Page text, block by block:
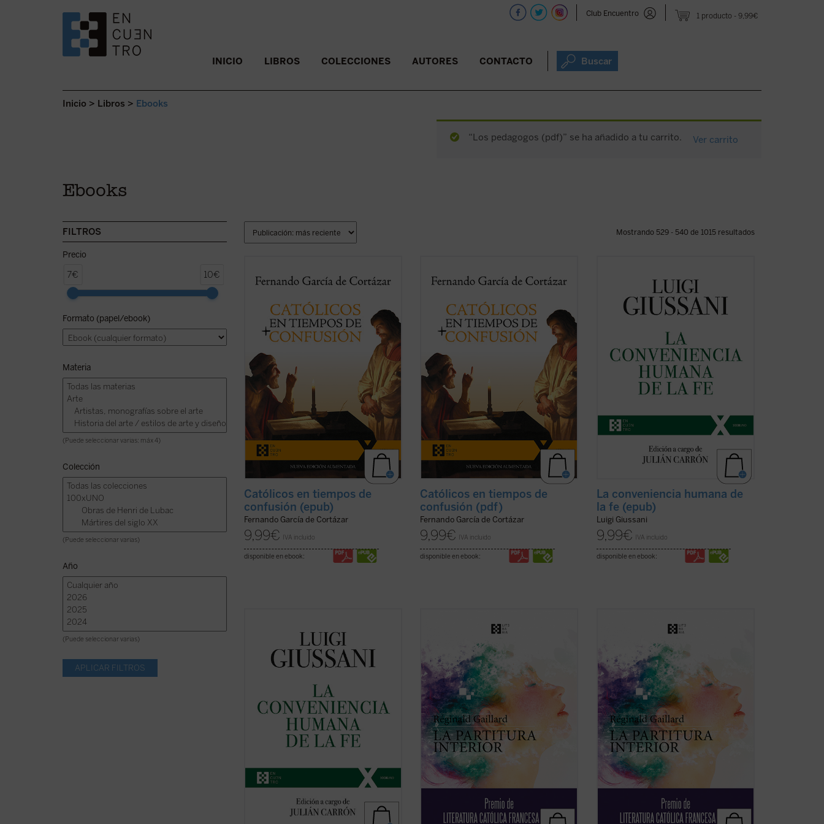
1 producto 9,99€
Club Encuentro
SALTAR AL CONTENIDO. INICIO LIBROS COLECCIONES AUTORES CONTACTO Buscar
Inicio > Libros > Ebooks
“Los pedagogos (pdf)” se ha añadido a tu carrito. Ver carrito
Ebooks
FILTROS
Precio
7€ 10€
Formato (papel/ebook)
Materia
(Puede seleccionar varias: máx 4)
Colección
(Puede seleccionar varias)
Año
(Puede seleccionar varias)
Mostrando 529 - 540 de 1015 resultados
en tiempos de confusión, el nuevo libro
manifiesto a favor de que el humanismo
de tradición cristiana vuelva a ser la
referencia que nos defina, de tal ...
(ver
ficha)
Católicos en tiempos de
confusión (epub)
Fernando García de Cortázar
9,99€ IVA incluido
disponible en ebook:
en tiempos de confusión, el nuevo libro
manifiesto a favor de que el humanismo
de tradición cristiana vuelva a ser la
referencia que nos defina, de tal ...
(ver
ficha)
Católicos en tiempos de
confusión (pdf)
Fernando García de Cortázar
9,99€ IVA incluido
disponible en ebook:
de don Luigi Giussani en los Ejercicios
espirituales de la Fraternidad de
Comunión y Liberación celebrados entre
1985 y 1987 y los diálogos que éstas
En sus páginas se lanza un ...
La conveniencia humana de
la fe (epub)
Luigi Giussani
9,99€ IVA incluido
disponible en ebook:
de don Luigi Giussani en los Ejercicios
espirituales de la Fraternidad de
Comunión y Liberación celebrados entre
1985 y 1987 y los diálogos que éstas
En sus páginas se lanza un ...
En esta primera novela del poeta
Charlotte, «la loca del pueblo», y Jan, un
músico holandés quien huye de un amor
perdido, tienen en común una búsqueda
espiritual de trascendiencia y belleza,
una relación ...(ver ficha)
En esta primera novela del poeta
Charlotte, «la loca del pueblo», y Jan, un
músico holandés quien huye de un amor
perdido, tienen en común una búsqueda
espiritual de trascendiencia y belleza,
una relación ...(ver ficha)